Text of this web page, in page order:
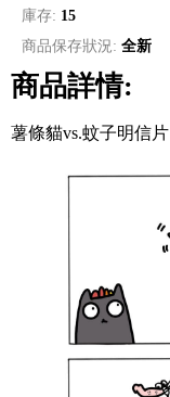
庫存: 15
商品保存狀況: 全新
商品詳情:
薯條貓vs.蚊子明信片